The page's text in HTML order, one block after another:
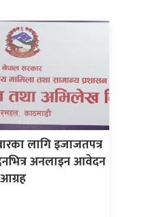
लागि इजाजतपत्र
अनलाइन आवेदन